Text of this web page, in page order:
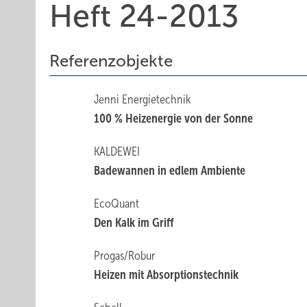
Heft 24-2013
Referenzobjekte
Jenni Energietechnik
100 % Heizenergie von der Sonne
KALDEWEI
Badewannen in edlem Ambiente
EcoQuant
Den Kalk im Griff
Progas/Robur
Heizen mit Absorptionstechnik